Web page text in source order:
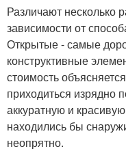
Различают несколько
зависимости от
Открытые - самые
конструктивные
стоимость
приходиться изрядно
аккуратную и
находились бы
неопрятно.